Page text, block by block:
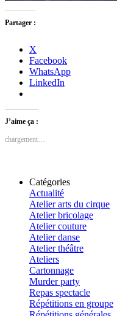
Partager :
X
Facebook
WhatsApp
LinkedIn
J’aime ça :
chargement…
Catégories
Actualité
Atelier arts du cirque
Atelier bricolage
Atelier couture
Atelier danse
Atelier théâtre
Ateliers
Cartonnage
Murder party
Repas spectacle
Répétitions en groupe